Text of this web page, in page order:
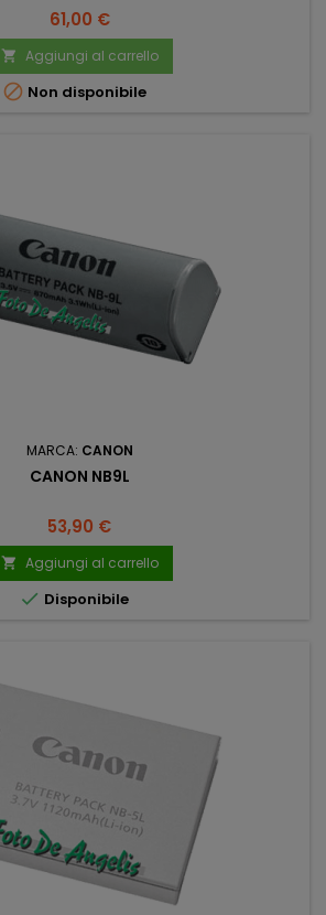
Prezzo
61,00 €
 Aggiungi al carrello
 Non disponibile
MARCA: CANON
CANON NB9L
Prezzo
53,90 €
 Aggiungi al carrello
 Disponibile